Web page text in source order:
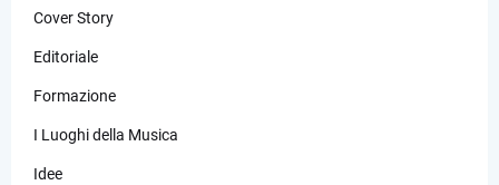
Cover Story
Editoriale
Formazione
I Luoghi della Musica
Idee